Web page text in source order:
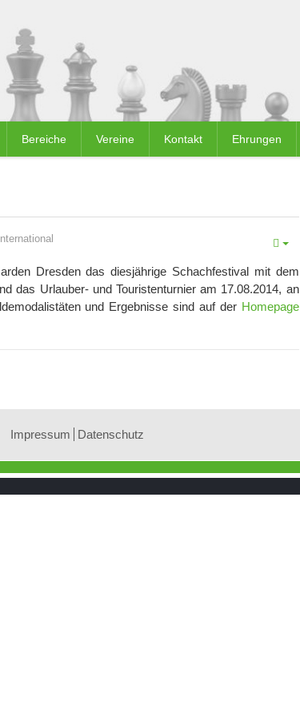
Bereiche Vereine Kontakt Ehrungen
International
Dresden das diesjährige Schachfestival mit dem
das Urlauber- und Touristenturnier am 17.08.2014, an
und Ergebnisse sind auf der Homepage
Impressum Datenschutz